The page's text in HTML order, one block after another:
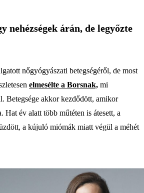
nehézségek árán, de legyőzte
nőgyógyászati betegségéről, de most
elmesélte a Borsnak, mi
Betegsége akkor kezdődött, amikor
Hat év alatt több műtéten is átesett, a
a kújuló miómák miatt végül a méhét